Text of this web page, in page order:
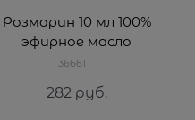
Розмарин 10 мл 100%
эфирное масло
36661
282 руб.